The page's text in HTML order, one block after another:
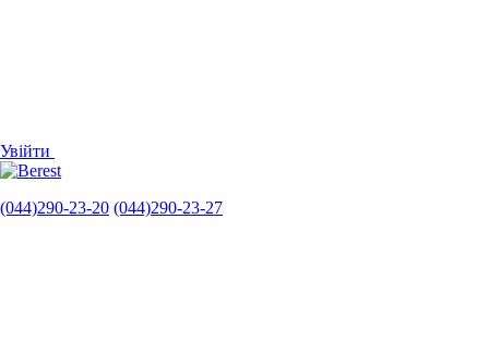
Увійти
(044)290-23-20 (044)290-23-27